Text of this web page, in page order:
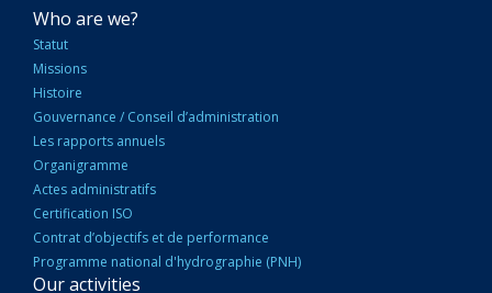
NAVIGATION
PRINCIPALE
Who are we?
Statut
Missions
Histoire
Gouvernance / Conseil d’administration
Les rapports annuels
Organigramme
Actes administratifs
Certification ISO
Contrat d’objectifs et de performance
Programme national d'hydrographie (PNH)
Our activities